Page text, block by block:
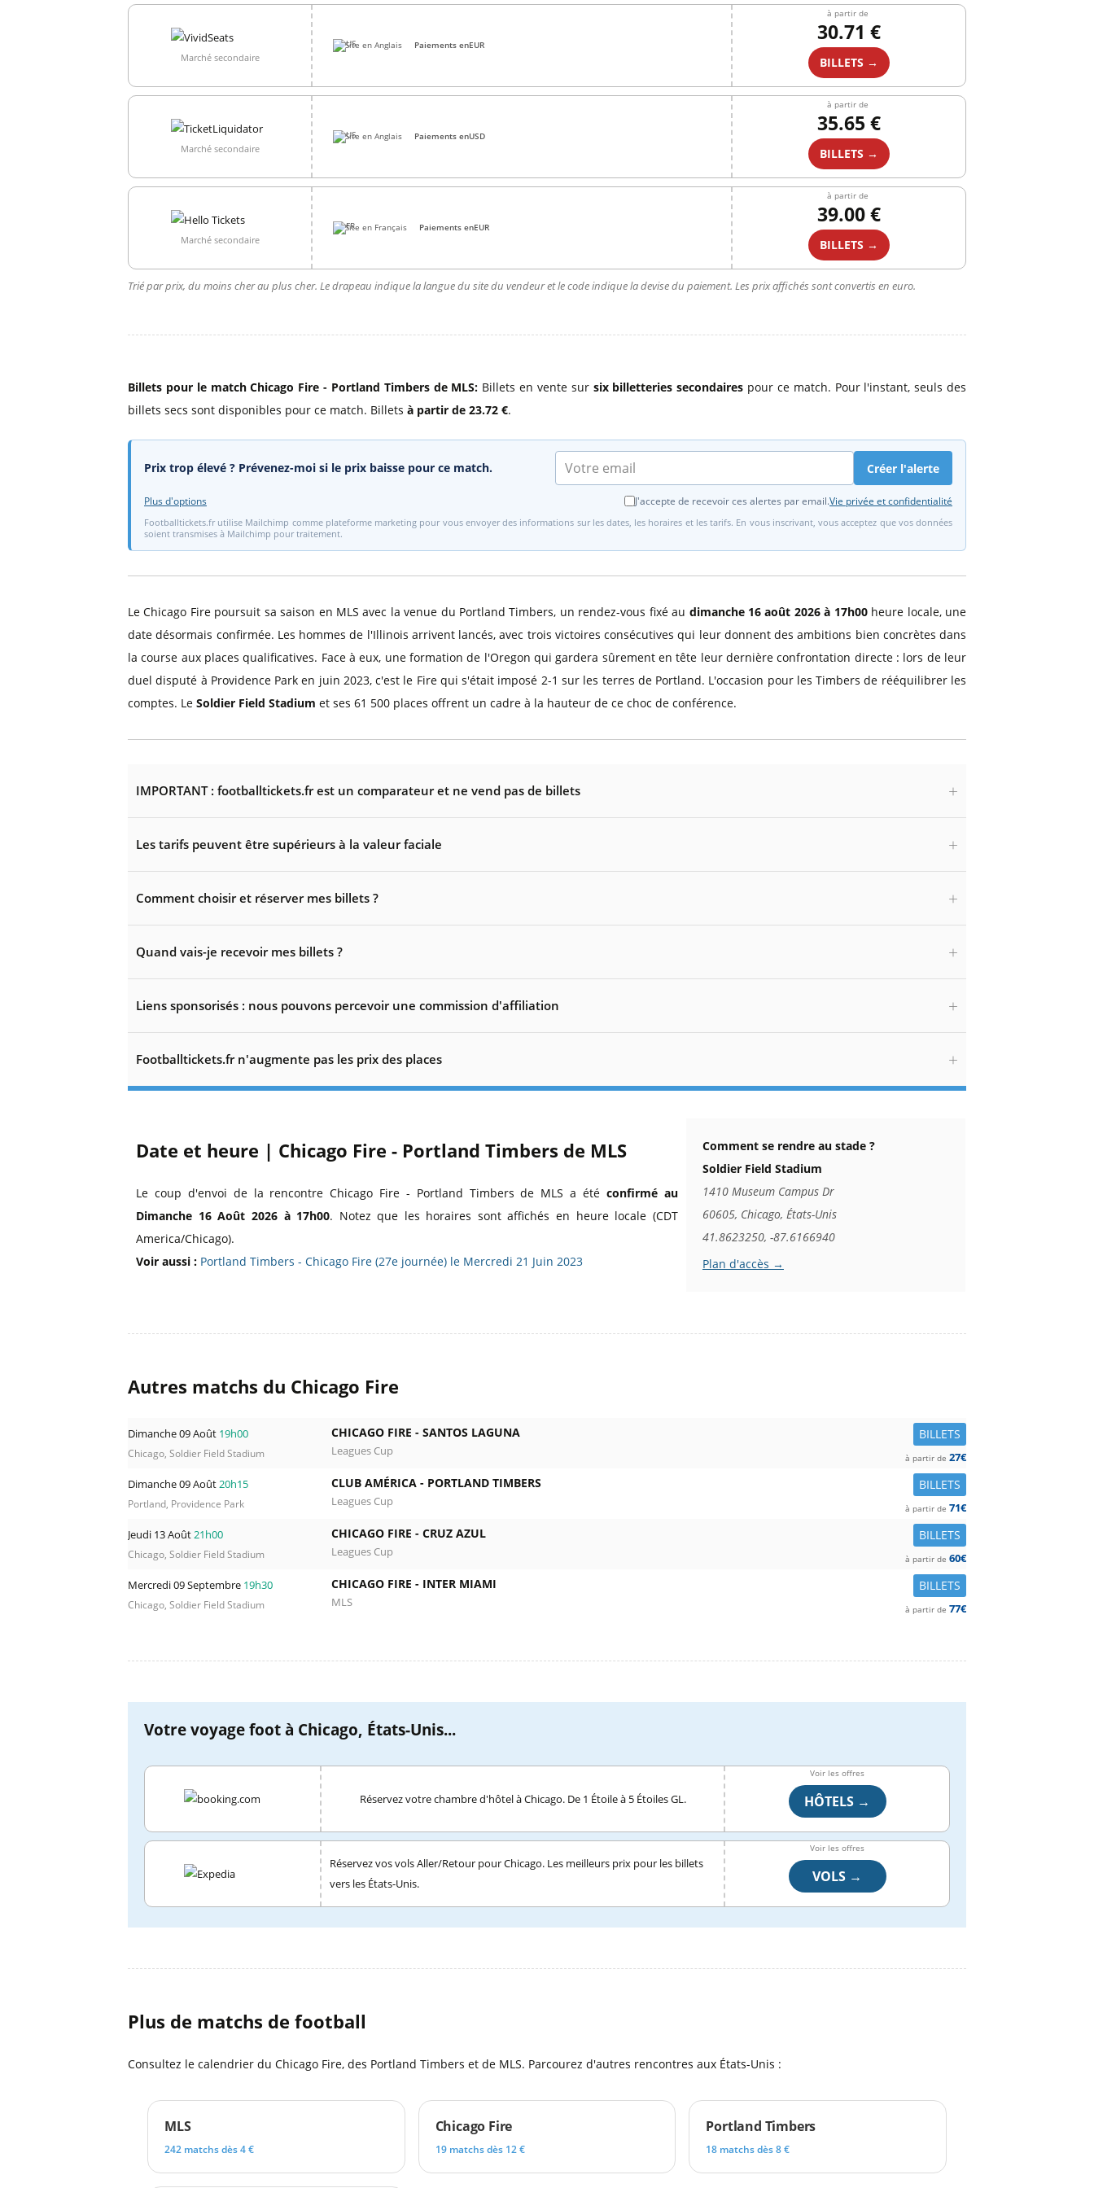
Marché secondaire
Site en Anglais Paiements enEUR
à partir de
30.71 €
BILLETS →
Marché secondaire
Site en Anglais Paiements enUSD
à partir de
35.65 €
BILLETS →
Marché secondaire
Site en Français Paiements enEUR
à partir de
39.00 €
BILLETS →
Trié par prix, du moins cher au plus cher. Le drapeau indique la langue du site du vendeur et le code indique la devise du paiement. Les prix affichés sont convertis en euro.
Billets pour le match Chicago Fire - Portland Timbers de MLS: Billets en vente sur six billetteries secondaires pour ce match. Pour l'instant, seuls des
billets secs sont disponibles pour ce match. Billets à partir de 23.72 €.
Prix trop élevé ? Prévenez-moi si le prix baisse pour ce match. Créer l'alerte
J'accepte de recevoir ces alertes par email.Vie privée et confidentialité
Plus d'options
Footballtickets.fr utilise Mailchimp comme plateforme marketing pour vous envoyer des informations sur les dates, les horaires et les tarifs. En vous inscrivant, vous acceptez que vos données
soient transmises à Mailchimp pour traitement.
Le Chicago Fire poursuit sa saison en MLS avec la venue du Portland Timbers, un rendez-vous fixé au dimanche 16 août 2026 à 17h00heure locale, une
date désormais confirmée. Les hommes de l'Illinois arrivent lancés, avec trois victoires consécutives qui leur donnent des ambitions bien concrètes dans
la course aux places qualificatives. Face à eux, une formation de l'Oregon qui gardera sûrement en tête leur dernière confrontation directe : lors de leur
duel disputé à Providence Park en juin 2023, c'est le Fire qui s'était imposé 2-1 sur les terres de Portland. L'occasion pour les Timbers de rééquilibrer les
comptes. Le Soldier Field Stadium et ses 61 500 places offrent un cadre à la hauteur de ce choc de conférence.
IMPORTANT : footballtickets.fr est un comparateur et ne vend pas de billets
Les tarifs peuvent être supérieurs à la valeur faciale
Comment choisir et réserver mes billets ?
Quand vais-je recevoir mes billets ?
Liens sponsorisés : nous pouvons percevoir une commission d'affiliation
Footballtickets.fr n'augmente pas les prix des places
Date et heure | Chicago Fire - Portland Timbers de MLS
Le coup d'envoi de la rencontre Chicago Fire - Portland Timbers de MLS a été confirmé au
Dimanche 16 Août 2026 à 17h00. Notez que les horaires sont affichés en heure locale (CDT
America/Chicago).
Voir aussi : Portland Timbers - Chicago Fire (27e journée) le Mercredi 21 Juin 2023
Comment se rendre au stade ?
Soldier Field Stadium
1410 Museum Campus Dr
60605, Chicago, États-Unis
41.8623250, -87.6166940
Plan d'accès →
Autres matchs du Chicago Fire
Dimanche 09 Août 19h00
Chicago, Soldier Field Stadium
BILLETS
CHICAGO FIRE - SANTOS LAGUNA
Leagues Cup à partir de 27€
Dimanche 09 Août20h15
Portland, Providence Park
BILLETS
CLUB AMÉRICA - PORTLAND TIMBERS
Leagues Cup à partir de 71€
Jeudi 13 Août21h00
Chicago, Soldier Field Stadium
BILLETS
CHICAGO FIRE - CRUZ AZUL
Leagues Cup à partir de 60€
Mercredi 09 Septembre 19h30
Chicago, Soldier Field Stadium
BILLETS
CHICAGO FIRE - INTER MIAMI
MLS à partir de 77€
Votre voyage foot à Chicago, États-Unis...
Réservez votre chambre d'hôtel à Chicago. De 1 Étoile à 5 Étoiles GL.
Voir les offres
HÔTELS →
Réservez vos vols Aller/Retour pour Chicago. Les meilleurs prix pour les billets
vers les États-Unis.
Voir les offres
VOLS →
Plus de matchs de football
Consultez le calendrier du Chicago Fire, des Portland Timbers et de MLS. Parcourez d'autres rencontres aux États-Unis :
MLS
242 matchs dès 4 €
Chicago Fire
19 matchs dès 12 €
Portland Timbers
18 matchs dès 8 €